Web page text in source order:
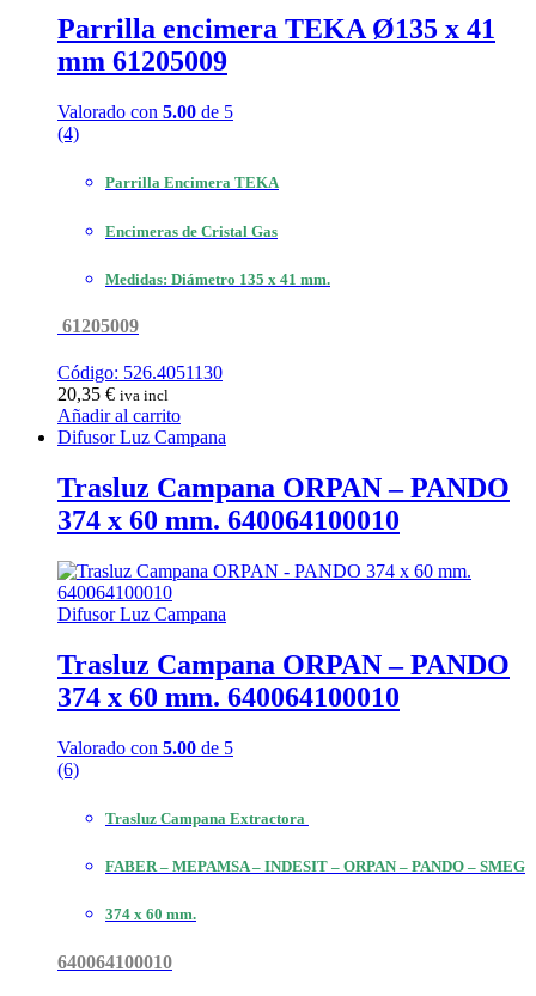
Parrilla encimera TEKA Ø135 x 41
mm 61205009
Valorado con 5.00 de 5
(4)
Parrilla Encimera TEKA
Encimeras de Cristal Gas
Medidas: Diámetro 135 x 41 mm.
61205009
Código: 526.4051130
20,35 € iva incl
Añadir al carrito
Difusor Luz Campana
Trasluz Campana ORPAN – PANDO
374 x 60 mm. 640064100010
Difusor Luz Campana
Trasluz Campana ORPAN – PANDO
374 x 60 mm. 640064100010
Valorado con 5.00 de 5
(6)
Trasluz Campana Extractora
FABER – MEPAMSA – INDESIT – ORPAN – PANDO – SMEG
374 x 60 mm.
640064100010